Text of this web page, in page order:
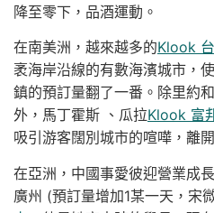
降至零下，品酒運動。
在南美洲，越來越多的Klook
袤海岸沿線的有數海濱城市，
鎮的預訂量翻了一番。除里約
外，馬丁霍斯 、瓜拉Klook 富
吸引游客闊別城市的喧嘩，離
在亞洲，中國事愛彼迎營業成
廣州 (預訂量增加1某一天，宋